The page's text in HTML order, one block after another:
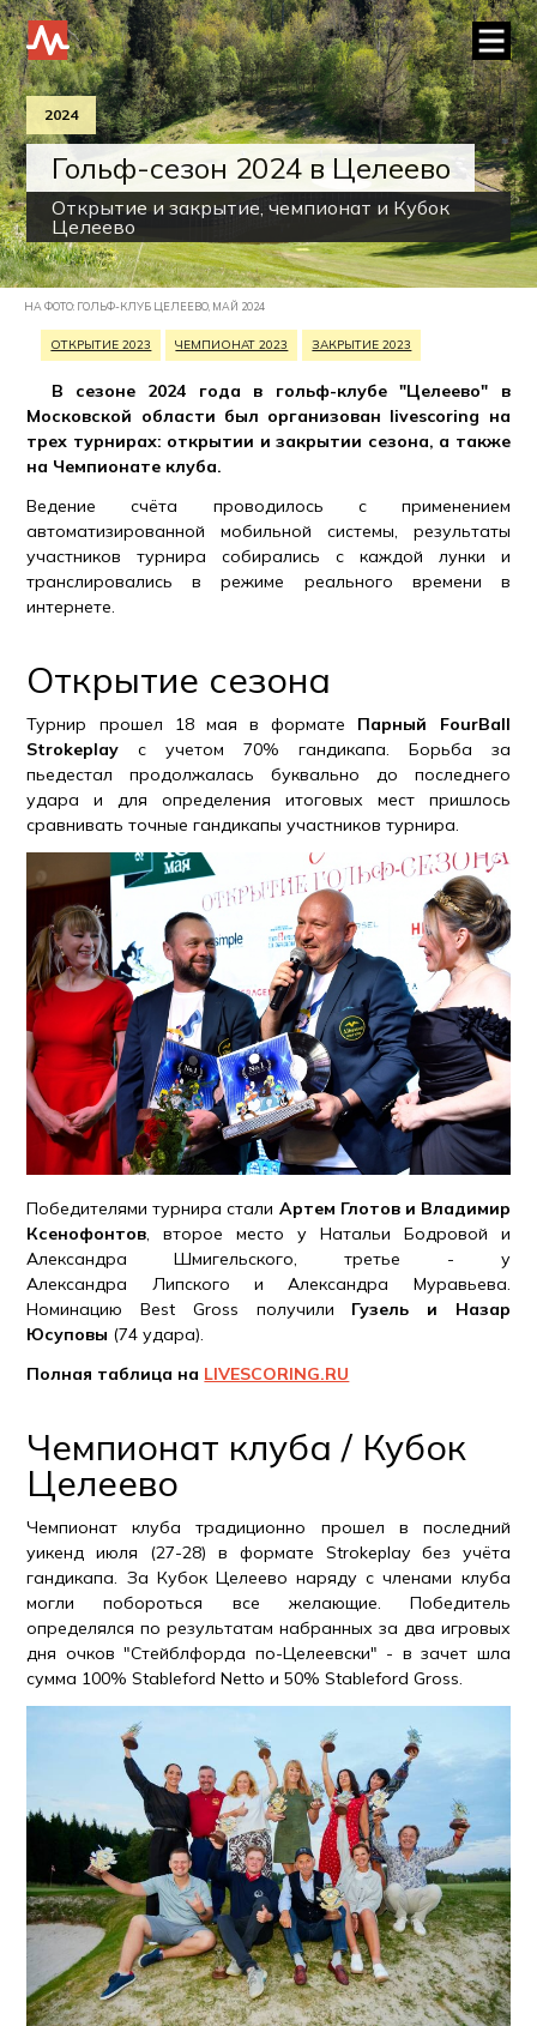
2024
Гольф-сезон 2024 в Целеево
Открытие и закрытие, чемпионат и Кубок
Целеево
НА ФОТО: ГОЛЬФ-КЛУБ ЦЕЛЕЕВО, МАЙ 2024
ОТКРЫТИЕ 2023 ЧЕМПИОНАТ 2023 ЗАКРЫТИЕ 2023
В сезоне 2024 года в гольф-клубе "Целеево" в
Московской области был организован livescoring на
трех турнирах: открытии и закрытии сезона, а также
на Чемпионате клуба.
Ведение счёта проводилось с применением
автоматизированной мобильной системы, результаты
участников турнира собирались с каждой лунки и
транслировались в режиме реального времени в
интернете.
Открытие сезона
Турнир прошел 18 мая в формате Парный FourBall
Strokeplay с учетом 70% гандикапа. Борьба за
пьедестал продолжалась буквально до последнего
удара и для определения итоговых мест пришлось
сравнивать точные гандикапы участников турнира.
Победителями турнира стали Артем Глотов и Владимир
Ксенофонтов, второе место у Натальи Бодровой и
Александра Шмигельского, третье - у
Александра Липского и Александра Муравьева.
Номинацию Best Gross получили Гузель и Назар
Юсуповы (74 удара).
Полная таблица на LIVESCORING.RU
Чемпионат клуба / Кубок
Целеево
Чемпионат клуба традиционно прошел в последний
уикенд июля (27-28) в формате Strokeplay без учёта
гандикапа. За Кубок Целеево наряду с членами клуба
могли побороться все желающие. Победитель
определялся по результатам набранных за два игровых
дня очков "Стейблфорда по-Целеевски" - в зачет шла
сумма 100% Stableford Netto и 50% Stableford Gross.